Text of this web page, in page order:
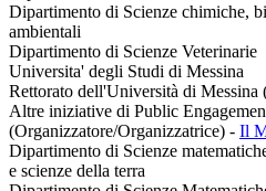
Dipartimento di Scienze chimiche,
ambientali
Dipartimento di Scienze Veterinarie
Universita' degli Studi di Messina
Rettorato dell'Università di Messina
Altre iniziative di Public
(Organizzatore/Organizzatrice) - Il
Dipartimento di Scienze
e scienze della terra